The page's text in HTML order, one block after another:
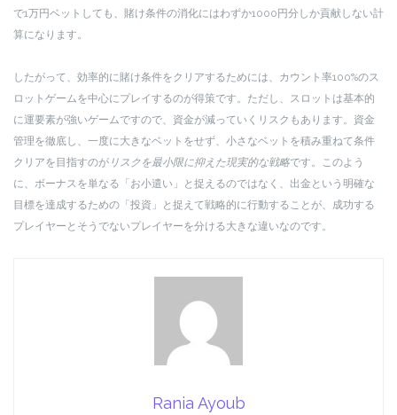
で1万円ベットしても、賭け条件の消化にはわずか1000円分しか貢献しない計
算になります。
したがって、効率的に賭け条件をクリアするためには、カウント率100%のス
ロットゲームを中心にプレイするのが得策です。ただし、スロットは基本的
に運要素が強いゲームですので、資金が減っていくリスクもあります。資金
管理を徹底し、一度に大きなベットをせず、小さなベットを積み重ねて条件
クリアを目指すのが リスクを最小限に抑えた現実的な戦略です。このよう
に、ボーナスを単なる「お小遣い」と捉えるのではなく、出金という明確な
目標を達成するための「投資」と捉えて戦略的に行動することが、成功する
プレイヤーとそうでないプレイヤーを分ける大きな違いなのです。
Rania Ayoub